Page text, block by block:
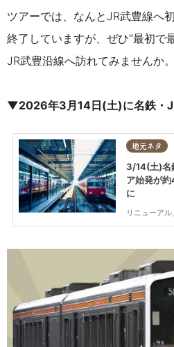
ツアーでは、なんとJR武豊線へ
終了していますが、ぜひ“最初で
JR武豊沿線へ訪れてみませんか。
▼2026年3月14日(土)に名鉄・
地元ネタ
3/14(土)名
ア始発が
に
リニューアル